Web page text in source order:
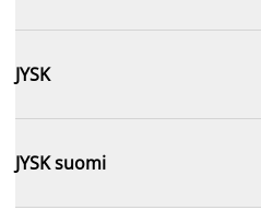
JYSK
JYSK suomi